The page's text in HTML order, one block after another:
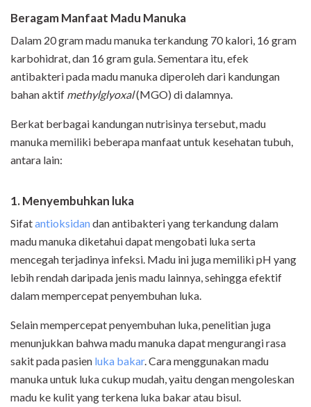
Beragam Manfaat Madu Manuka
Dalam 20 gram madu manuka terkandung 70 kalori, 16 gram
karbohidrat, dan 16 gram gula. Sementara itu, efek
antibakteri pada madu manuka diperoleh dari kandungan
bahan aktif methylglyoxal(MGO) di dalamnya.
Berkat berbagai kandungan nutrisinya tersebut, madu
manuka memiliki beberapa manfaat untuk kesehatan tubuh,
antara lain:
1. Menyembuhkan luka
Sifatantioksidandan antibakteri yang terkandung dalam
madu manuka diketahui dapat mengobati luka serta
mencegah terjadinya infeksi. Madu ini juga memiliki pH yang
lebih rendah daripada jenis madu lainnya, sehingga efektif
dalam mempercepat penyembuhan luka.
Selain mempercepat penyembuhan luka, penelitian juga
menunjukkan bahwa madu manuka dapat mengurangi rasa
sakit pada pasien luka bakar. Cara menggunakan madu
manuka untuk luka cukup mudah, yaitu dengan mengoleskan
madu ke kulit yang terkena luka bakar atau bisul.